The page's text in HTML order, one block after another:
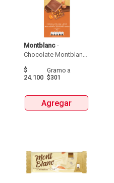
Montblanc -
Chocolate Montblanc
$
24.100
Gramo a
$301
Agregar